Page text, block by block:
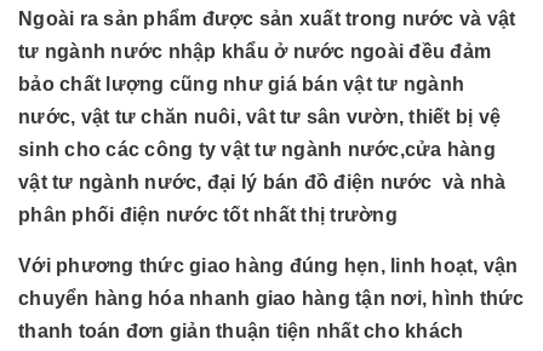
Ngoài ra sản phẩm được sản xuất trong nước và vật
tư ngành nước nhập khẩu ở nước ngoài đều đảm
bảo chất lượng cũng như giá bán vật tư ngành
nước, vật tư chăn nuôi, vât tư sân vườn, thiết bị vệ
sinh cho các công ty vật tư ngành nước,cửa hàng
vật tư ngành nước, đại lý bán đồ điện nước và nhà
phân phối điện nước tốt nhất thị trường
Với phương thức giao hàng đúng hẹn, linh hoạt, vận
chuyển hàng hóa nhanh giao hàng tận nơi, hình thức
thanh toán đơn giản thuận tiện nhất cho khách